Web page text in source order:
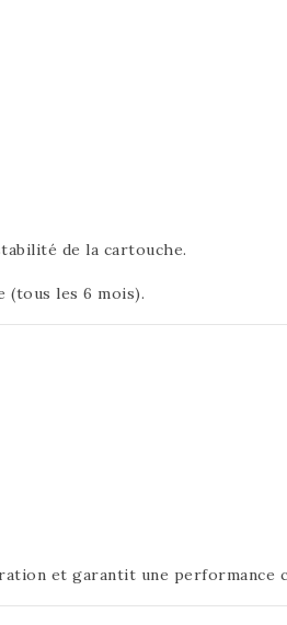
de la cartouche.
(tous les 6 mois).
et garantit une performance